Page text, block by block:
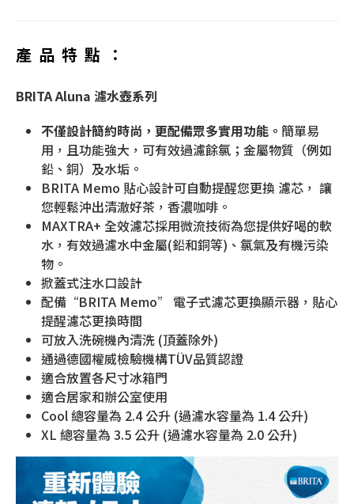
產品特點：
BRITA Aluna 濾水壺系列
不僅設計簡約時尚，更配備眾多實用功能。 簡單易
用，且功能強大，可有效過濾餘氯；金屬物質（例如
鉛、銅）及水垢。
BRITA Memo 貼心設計可自動提醒您更換 濾芯， 讓
您輕鬆沖出清澈好茶，香濃咖啡。
MAXTRA+ 全效濾芯採用微流技術為您提供好喝的軟
水，有效過濾水中金屬(鉛和銅等)、氯氣及有機污染
物。
掀蓋式注水口設計
配備“BRITA Memo” 電子式濾芯更換顯示器，貼心
提醒濾芯更換時間
可放入洗碗機內清洗 (頂蓋除外)
通過德國權威檢驗機構TÜV品質認證
適合放置各尺寸冰箱門
適合居家和辦公室使用
Cool 總容量為 2.4 公升 (過濾水容量為 1.4 公升)
XL 總容量為 3.5 公升 (過濾水容量為 2.0 公升)